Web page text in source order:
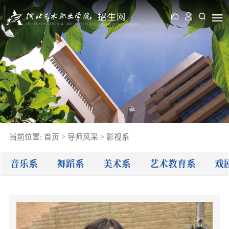
音乐系 舞蹈系 美术系 艺术教育系 戏
当前位置: 首页 > 导师风采 > 影视系